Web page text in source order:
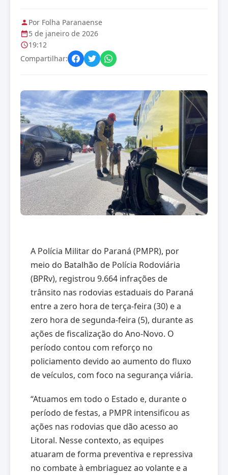
Por Folha Paranaense
5 de janeiro de 2026
19:12
Compartilhar:
A Polícia Militar do Paraná (PMPR), por
meio do Batalhão de Polícia Rodoviária
(BPRv), registrou 9.664 infrações de
trânsito nas rodovias estaduais do Paraná
entre a zero hora de terça-feira (30) e a
zero hora de segunda-feira (5), durante as
ações de fiscalização do Ano-Novo. O
período contou com reforço no
policiamento devido ao aumento do fluxo
de veículos, com foco na segurança viária.
“Atuamos em todo o Estado e, durante o
período de festas, a PMPR intensificou as
ações nas rodovias que dão acesso ao
Litoral. Nesse contexto, as equipes
atuaram de forma preventiva e repressiva
no combate à embriaguez ao volante e a